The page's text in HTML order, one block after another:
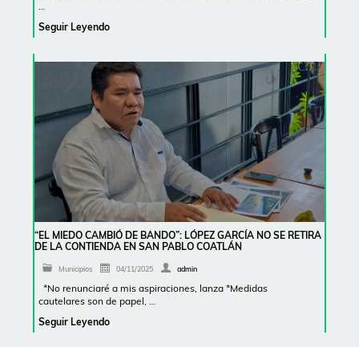
Seguir Leyendo
“EL MIEDO CAMBIÓ DE BANDO”: LÓPEZ GARCÍA NO SE RETIRA
DE LA CONTIENDA EN SAN PABLO COATLÁN
Municipios 04/11/2025 admin
*No renunciaré a mis aspiraciones, lanza *Medidas
cautelares son de papel, …
Seguir Leyendo